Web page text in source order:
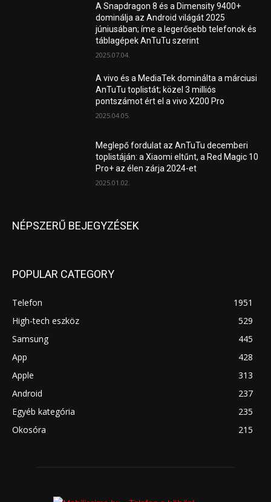
A Snapdragon 8 és a Dimensity 9400+
dominálja az Android világát 2025
júniusában; íme a legerősebb telefonok és
táblagépek AnTuTu szerint
2025.07.04.
A vivo és a MediaTek dominálta a márciusi
AnTuTu toplistát; közel 3 milliós
pontszámot ért el a vivo X200 Pro
2025.04.05.
Meglepő fordulat az AnTuTu decemberi
toplistáján: a Xiaomi eltűnt, a Red Magic 10
Pro+ az élen zárja 2024-et
2025.01.02.
NÉPSZERŰ BEJEGYZÉSEK
POPULAR CATEGORY
Telefon
1951
High-tech eszköz
529
Samsung
445
App
428
Apple
313
Android
237
Egyéb kategória
235
Okosóra
215